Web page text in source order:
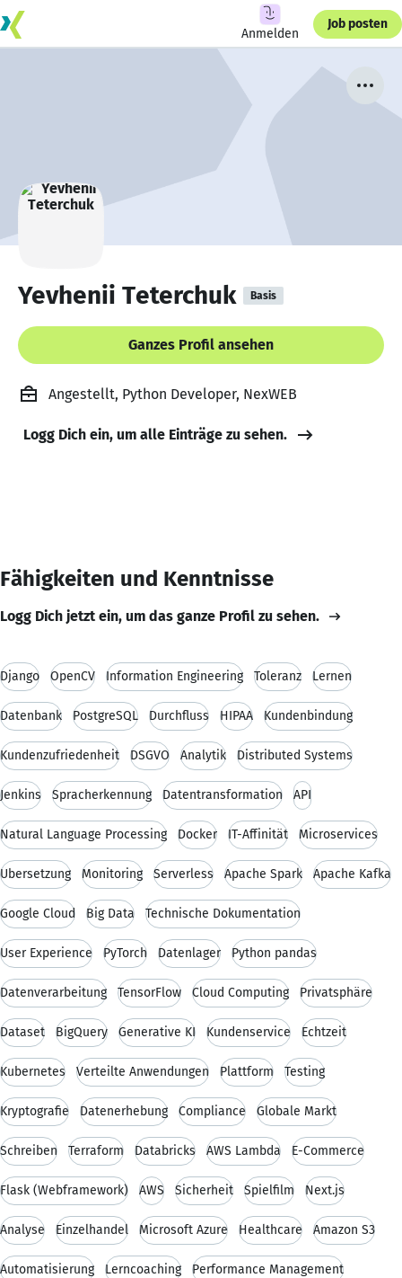
Anmelden
Job posten
Yevhenii Teterchuk Basis
Ganzes Profil ansehen
Angestellt, Python Developer, NexWEB
Logg Dich ein, um alle Einträge zu sehen.
Fähigkeiten und Kenntnisse
Logg Dich jetzt ein, um das ganze Profil zu sehen.
Django OpenCV Information Engineering Toleranz Lernen
Datenbank PostgreSQL Durchfluss HIPAA Kundenbindung
Kundenzufriedenheit DSGVO Analytik Distributed Systems
Jenkins Spracherkennung Datentransformation API
Natural Language Processing Docker IT-Affinität Microservices
Übersetzung Monitoring Serverless Apache Spark Apache Kafka
Google Cloud Big Data Technische Dokumentation
User Experience PyTorch Datenlager Python pandas
Datenverarbeitung TensorFlow Cloud Computing Privatsphäre
Dataset BigQuery Generative KI Kundenservice Echtzeit
Kubernetes Verteilte Anwendungen Plattform Testing
Kryptografie Datenerhebung Compliance Globale Markt
Schreiben Terraform Databricks AWS Lambda E-Commerce
Flask (Webframework) AWS Sicherheit Spielfilm Next.js
Analyse Einzelhandel Microsoft Azure Healthcare Amazon S3
Automatisierung Lerncoaching Performance Management